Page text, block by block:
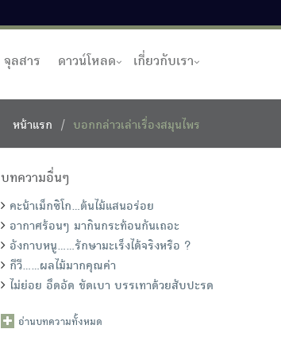
จุลสาร ดาวน์โหลด เกี่ยวกับเรา
หน้าแรก บอกกล่าวเล่าเรื่องสมุนไพร
บทความอื่นๆ
คะน้าเม็กซิโก…ต้นไม้แสนอร่อย
อากาศร้อนๆ มากินกระท้อนกันเถอะ
อังกาบหนู......รักษามะเร็งได้จริงหรือ ?
กีวี......ผลไม้มากคุณค่า
ไม่ย่อย อึดอัด ขัดเบา บรรเทาด้วยสับปะรด
อ่านบทความทั้งหมด